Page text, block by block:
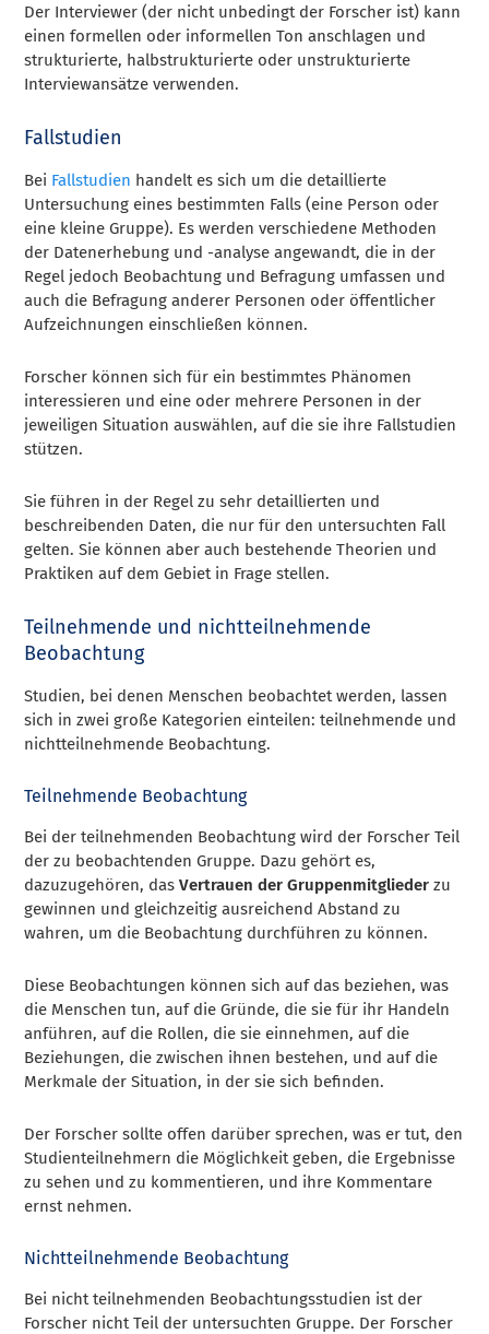
Der Interviewer (der nicht unbedingt der Forscher ist) kann
einen formellen oder informellen Ton anschlagen und
strukturierte, halbstrukturierte oder unstrukturierte
Interviewansätze verwenden.
Fallstudien
Bei Fallstudien handelt es sich um die detaillierte
Untersuchung eines bestimmten Falls (eine Person oder
eine kleine Gruppe). Es werden verschiedene Methoden
der Datenerhebung und -analyse angewandt, die in der
Regel jedoch Beobachtung und Befragung umfassen und
auch die Befragung anderer Personen oder öffentlicher
Aufzeichnungen einschließen können.
Forscher können sich für ein bestimmtes Phänomen
interessieren und eine oder mehrere Personen in der
jeweiligen Situation auswählen, auf die sie ihre Fallstudien
stützen.
Sie führen in der Regel zu sehr detaillierten und
beschreibenden Daten, die nur für den untersuchten Fall
gelten. Sie können aber auch bestehende Theorien und
Praktiken auf dem Gebiet in Frage stellen.
Teilnehmende und nichtteilnehmende
Beobachtung
Studien, bei denen Menschen beobachtet werden, lassen
sich in zwei große Kategorien einteilen: teilnehmende und
nichtteilnehmende Beobachtung.
Teilnehmende Beobachtung
Bei der teilnehmenden Beobachtung wird der Forscher Teil
der zu beobachtenden Gruppe. Dazu gehört es,
dazuzugehören, dasVertrauen der Gruppenmitglieder zu
gewinnen und gleichzeitig ausreichend Abstand zu
wahren, um die Beobachtung durchführen zu können.
Diese Beobachtungen können sich auf das beziehen, was
die Menschen tun, auf die Gründe, die sie für ihr Handeln
anführen, auf die Rollen, die sie einnehmen, auf die
Beziehungen, die zwischen ihnen bestehen, und auf die
Merkmale der Situation, in der sie sich befinden.
Der Forscher sollte offen darüber sprechen, was er tut, den
Studienteilnehmern die Möglichkeit geben, die Ergebnisse
zu sehen und zu kommentieren, und ihre Kommentare
ernst nehmen.
Nichtteilnehmende Beobachtung
Bei nicht teilnehmenden Beobachtungsstudien ist der
Forscher nicht Teil der untersuchten Gruppe. Der Forscher